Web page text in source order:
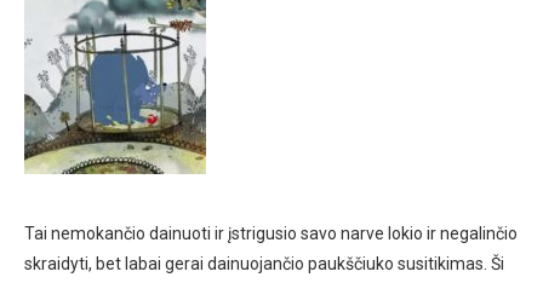
Tai nemokančio dainuoti ir įstrigusio savo narve lokio ir negalinčio
skraidyti, bet labai gerai dainuojančio paukščiuko susitikimas. Ši